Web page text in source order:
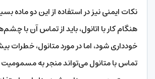
نکات ایمنی نیز در استفاده از این دو ماده
هنگام کار با اتانول، باید از تماس آن با
خودداری شود، اما در مورد متانول، خطرات
تماس با متانول می‌تواند منجر به